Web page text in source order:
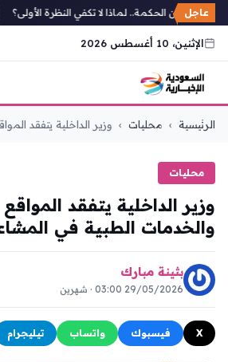
عاجل
تكمن الحكمة.. لماذا لا تكفي النظرة الأولى؟
الإثنين، 10 أغسطس 2026
التجاوز
الرئيسية › محليات › وزير الداخلية يتفقد
محليات
وزير الداخلية يتفقد
والخدمات الطبية في
بثينة مبارك
29/05/2026 03:00 · شهرين
X فيسبوك واتساب تيليجرام